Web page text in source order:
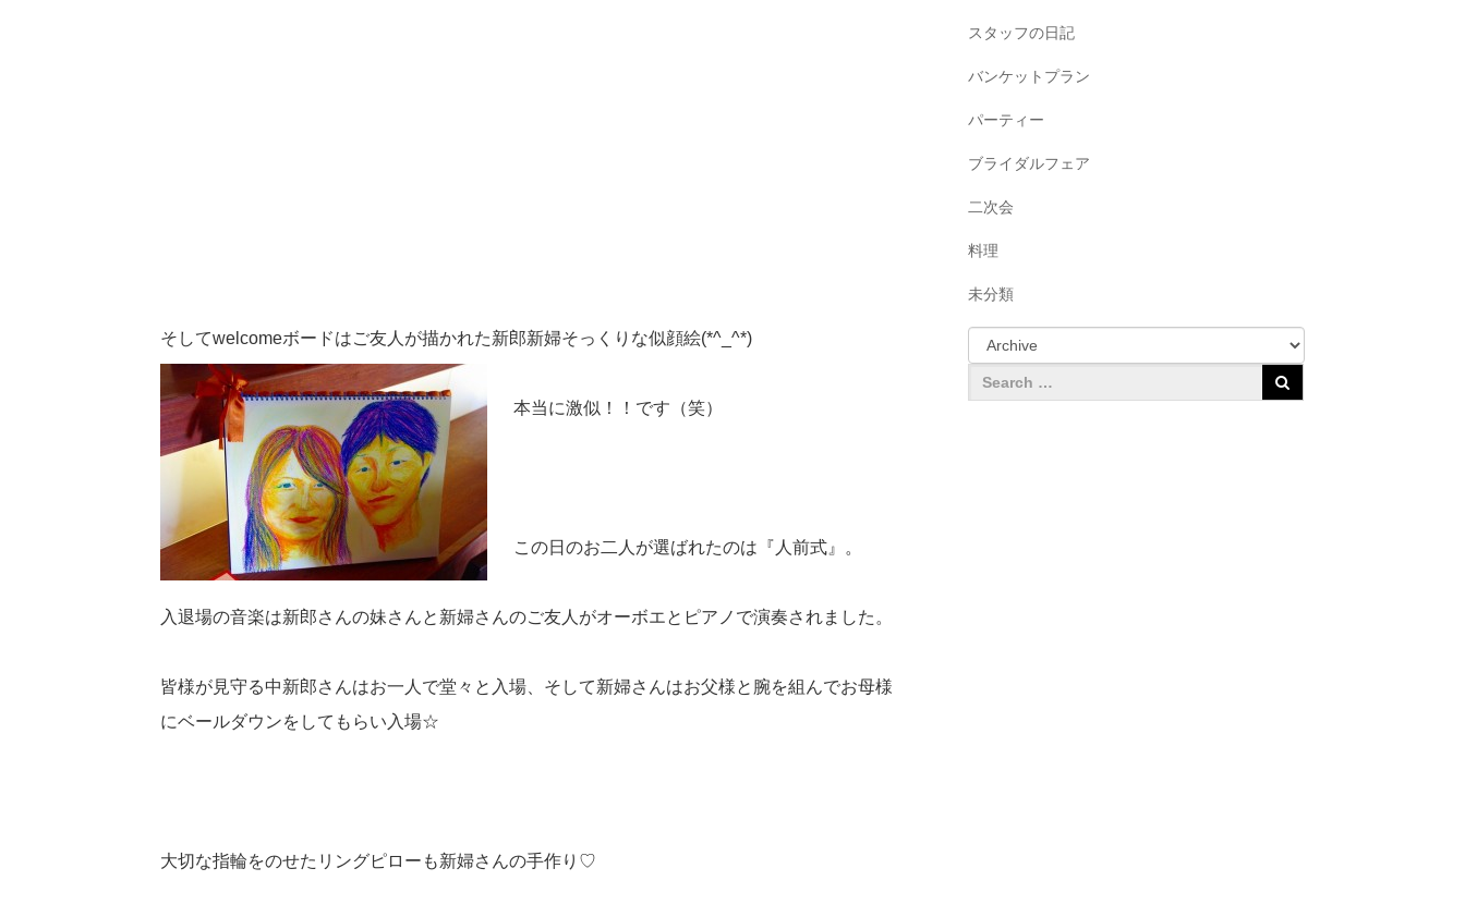
そしてwelcomeボードはご友人が描かれた新郎新婦そっくりな似顔絵(*^_^*)
本当に激似！！です（笑）
この日のお二人が選ばれたのは『人前式』。
入退場の音楽は新郎さんの妹さんと新婦さんのご友人がオーボエとピアノで演奏されました。
皆様が見守る中新郎さんはお一人で堂々と入場、そして新婦さんはお父様と腕を組んでお母様
にベールダウンをしてもらい入場☆
大切な指輪をのせたリングピローも新婦さんの手作り♡
スタッフの日記
バンケットプラン
パーティー
ブライダルフェア
二次会
料理
未分類